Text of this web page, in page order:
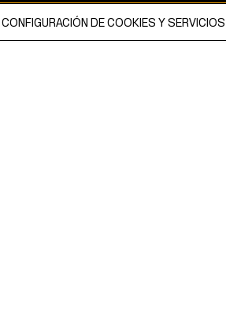
CONFIGURACIÓN DE COOKIES Y SERVICIOS